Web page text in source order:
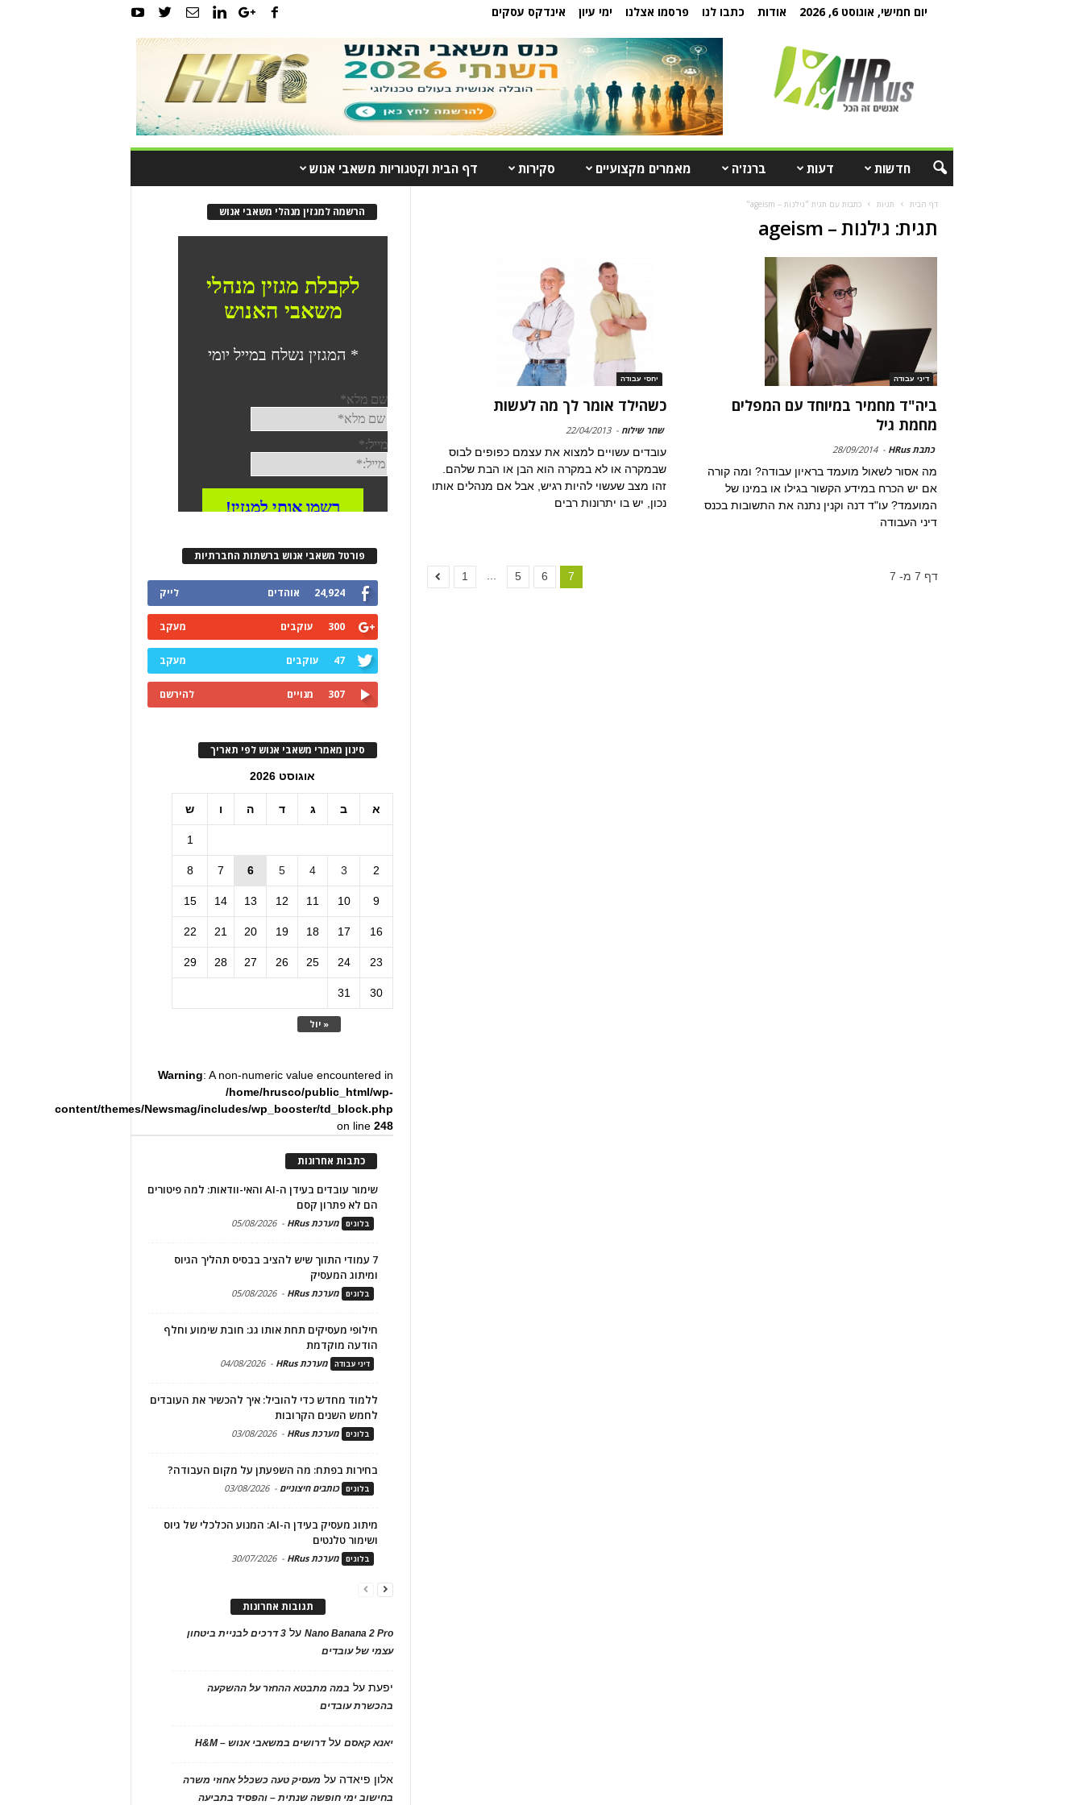
יום חמישי, אוגוסט 6, 2026 אודות כתבו לנו פרסמו אצלנו ימי עיון אינדקס עסקים
חדשות דעות ברנז'ה מאמרים מקצועיים סקירות דף הבית וקטגוריות משאבי אנוש
דף הבית תגיות כתבות עם תגית "גילנות – ageism"
תגית: גילנות – ageism
דיני עבודה
ביה"ד מחמיר במיוחד עם המפלים
מחמת גיל
כתבת HRus -
28/09/2014
מה אסור לשאול מועמד בראיון עבודה? ומה קורה
אם יש הכרח במידע הקשור בגילו או במינו של
המועמד? עו"ד דנה וקנין נתנה את התשובות בכנס
דיני העבודה
יחסי עבודה
כשהילד אומר לך מה לעשות
שחר שילוח -
22/04/2013
עובדים עשויים למצוא את עצמם כפופים לבוס
שבמקרה או לא במקרה הוא הבן או הבת שלהם.
זהו מצב שעשוי להיות רגיש, אבל אם מנהלים אותו
נכון, יש בו יתרונות רבים
1 5 6 7 דף 7 מ- 7
הרשמה למגזין מנהלי משאבי אנוש
פורטל משאבי אנוש ברשתות החברתיות
24,924 אוהדים לייק
300 עוקבים מעקב
47 עוקבים מעקב
307 מנויים להירשם
סינון מאמרי משאבי אנוש לפי תאריך
אוגוסט 2026
א ב ג ד ה ו ש
« יול
1
2
3
4
5
6
7
8
9
10
11
12
13
14
15
16
17
18
19
20
21
22
23
24
25
26
27
28
29
30
31
Warning: A non-numeric value encountered in
/home/hrusco/public_html/wp-
content/themes/Newsmag/includes/wp_booster/td_block.php
on line248
כתבות אחרונות
שימור עובדים בעידן ה-AI והאי-וודאות: למה פיטורים
הם לא פתרון קסם
בלוגים מערכת HRus -
05/08/2026
7 עמודי התווך שיש להציב בבסיס תהליך הגיוס
ומיתוג המעסיק
בלוגים מערכת HRus -
05/08/2026
חילופי מעסיקים תחת אותו גג: חובת שימוע וחלף
הודעה מוקדמת
דיני עבודה מערכת HRus -
04/08/2026
ללמוד מחדש כדי להוביל: איך להכשיר את העובדים
לחמש השנים הקרובות
בלוגים מערכת HRus -
03/08/2026
בחירות בפתח: מה השפעתן על מקום העבודה?
בלוגים כותבים חיצוניים -
03/08/2026
מיתוג מעסיק בעידן ה-AI: המנוע הכלכלי של גיוס
ושימור טלנטים
בלוגים מערכת HRus -
30/07/2026
תגובות אחרונות
Nano Banana 2 Proעל
3 דרכים לבניית ביטחון
עצמי של עובדים
יפעתעל במה מתבטא ההחזר על ההשקעה
בהכשרת עובדים
יאנא קאסםעלדרושים במשאבי אנוש – H&M
אלון פיאדה על מעסיק טעה כשכלל אחוזי משרה
בחישוב ימי חופשה שנתית – והפסיד בתביעה